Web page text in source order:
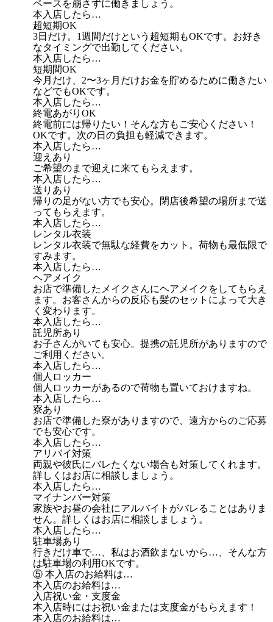
ペースを崩さずに働きましょう。
本入店したら…
超短期OK
3日だけ。1週間だけという超短期もOKです。お好き
なタイミングで出勤してください。
本入店したら…
短期間OK
今月だけ、2〜3ヶ月だけお金を貯めるために働きたい
などでもOKです。
本入店したら…
終電あがりOK
終電前には帰りたい！そんな方もご安心ください！
OKです。次の日の負担も軽減できます。
本入店したら…
迎えあり
ご希望のまで迎えに来てもらえます。
本入店したら…
送りあり
帰りの足がない方でも安心。閉店後希望の場所まで送
ってもらえます。
本入店したら…
レンタル衣装
レンタル衣装で無駄な経費をカット。荷物も最低限で
すみます。
本入店したら…
ヘアメイク
お店で準備したメイクさんにヘアメイクをしてもらえ
ます。お客さんからの反応も髪のセットによって大き
く変わります。
本入店したら…
託児所あり
お子さんがいても安心。提携の託児所がありますので
ご利用ください。
本入店したら…
個人ロッカー
個人ロッカーがあるので荷物も置いておけますね。
本入店したら…
寮あり
お店で準備した寮がありますので、遠方からのご応募
でも安心です。
本入店したら…
アリバイ対策
両親や彼氏にバレたくない場合も対策してくれます。
詳しくはお店に相談しましょう。
本入店したら…
マイナンバー対策
家族やお昼の会社にアルバイトがバレることはありま
せん。詳しくはお店に相談しましょう。
本入店したら…
駐車場あり
行きだけ車で…、私はお酒飲まないから…、そんな方
は駐車場の利用OKです。
⑤ 本入店のお給料は…
本入店のお給料は…
入店祝い金・支度金
本入店時にはお祝い金または支度金がもらえます！
本入店のお給料は…